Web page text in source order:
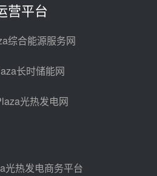
电工程EPC总承包项目熔盐截
森机电中标新疆华电天山北麓基
100MW光热发电工程EPC总承
目熔盐介质超声波流量计采购
天 08-05 17:09
08-05 14:48
营平台
综合能源服务网
长时储能网
光热发电网
光热发电商务平台